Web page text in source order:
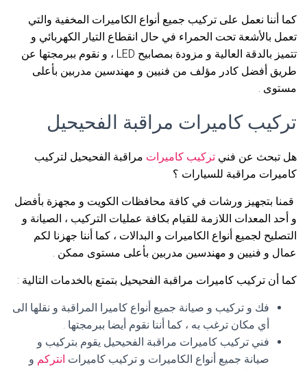
كما أننا نعمل على تركيب جميع أنواع الكاميرات المخفية والتي
تعمل بالأشعة تحت الحمراء في حال انقطاع التيار الكهربائي و
تتميز بالدقة العالية و مزودة بمصابيح LED ، و نقوم ببرمجتها عن
طريق أفضل كادر مؤلف من فنيين و مهندسين مدربين بأعلى
مستوى .
تركيب كاميرات مراقبة الفحيحيل
هل تبحث عن فني تركيب كاميرات مراقبة الفحيحيل لتركيب
كاميرات مراقبة للسيارات ؟
قمنا بتجهيز ورشات في كافة محافظات الكويت و مجهزة بأفضل
و أحد المعدات اللازمة للقيام بكافة عمليات التركيب ، الصيانة و
التصليح لجميع أنواع الكاميرات و البدالات ، كما أننا جهزنا لكم
عمال و فنيين و مهندسين مدربين بأعلى مستوى ممكن .
كما أن تركيب كاميرات مراقبة الفحيحيل بتمتع بالخدمات التالية :
فك و تركيب و صيانة جميع أنواع كاميرا المراقبة و نقلها الى
أي مكان ترغب به ، كما أننا نقوم أيضا ببرمجتها .
فني تركيب كاميرات مراقبة الفحيحيل يقوم بتركيب و
صيانة جميع أنواع الكاميرات و تركيب كاميرات انتركم و